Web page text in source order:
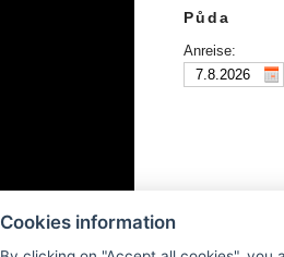
Půda
Anreise:
Cookies information